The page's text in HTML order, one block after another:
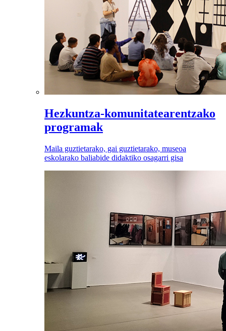
Hezkuntza-komunitatearentzako
programak
Maila guztietarako, gai guztietarako, museoa
eskolarako baliabide didaktiko osagarri gisa